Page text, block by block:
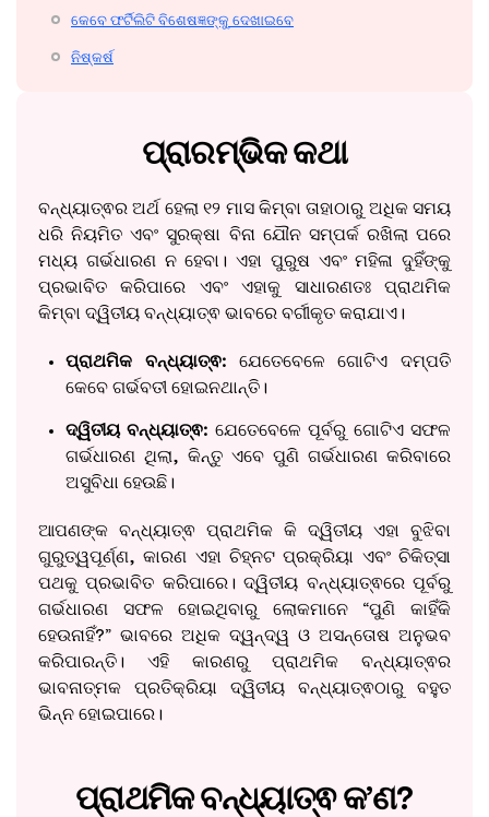
କେବେ ଫର୍ଟିଲିଟି ବିଶେଷଜ୍ଞଙ୍କୁ ଦେଖାଇବେ
ନିଷ୍କର୍ଷ
ପ୍ରାରମ୍ଭିକ କଥା
ବନ୍ଧ୍ୟାତ୍ଵର ଅର୍ଥ ହେଲା ୧୨ ମାସ କିମ୍ବା ତାହାଠାରୁ ଅଧିକ ସମୟ
ଧରି ନିୟମିତ ଏବଂ ସୁରକ୍ଷା ବିନା ଯୌନ ସମ୍ପର୍କ ରଖିଲା ପରେ
ମଧ୍ୟ ଗର୍ଭଧାରଣ ନ ହେବା। ଏହା ପୁରୁଷ ଏବଂ ମହିଳା ଦୁହିଁଙ୍କୁ
ପ୍ରଭାବିତ କରିପାରେ ଏବଂ ଏହାକୁ ସାଧାରଣତଃ ପ୍ରାଥମିକ
କିମ୍ବା ଦ୍ୱିତୀୟ ବନ୍ଧ୍ୟାତ୍ଵ ଭାବରେ ବର୍ଗୀକୃତ କରାଯାଏ।
ପ୍ରାଥମିକ ବନ୍ଧ୍ୟାତ୍ଵ:ଯେତେବେଳେ ଗୋଟିଏ ଦମ୍ପତି
କେବେ ଗର୍ଭବତୀ ହୋଇନଥାନ୍ତି।
ଦ୍ୱିତୀୟ ବନ୍ଧ୍ୟାତ୍ଵ: ଯେତେବେଳେ ପୂର୍ବରୁ ଗୋଟିଏ ସଫଳ
ଗର୍ଭଧାରଣ ଥିଲା, କିନ୍ତୁ ଏବେ ପୁଣି ଗର୍ଭଧାରଣ କରିବାରେ
ଅସୁବିଧା ହେଉଛି।
ଆପଣଙ୍କ ବନ୍ଧ୍ୟାତ୍ଵ ପ୍ରାଥମିକ କି ଦ୍ୱିତୀୟ ଏହା ବୁଝିବା
ଗୁରୁତ୍ୱପୂର୍ଣ୍ଣ, କାରଣ ଏହା ଚିହ୍ନଟ ପ୍ରକ୍ରିୟା ଏବଂ ଚିକିତ୍ସା
ପଥକୁ ପ୍ରଭାବିତ କରିପାରେ। ଦ୍ୱିତୀୟ ବନ୍ଧ୍ୟାତ୍ଵରେ ପୂର୍ବରୁ
ଗର୍ଭଧାରଣ ସଫଳ ହୋଇଥିବାରୁ ଲୋକମାନେ “ପୁଣି କାହିଁକି
ହେଉନାହିଁ?” ଭାବରେ ଅଧିକ ଦ୍ୱନ୍ଦ୍ୱ ଓ ଅସନ୍ତୋଷ ଅନୁଭବ
କରିପାରନ୍ତି। ଏହି କାରଣରୁ ପ୍ରାଥମିକ ବନ୍ଧ୍ୟାତ୍ଵର
ଭାବନାତ୍ମକ ପ୍ରତିକ୍ରିୟା ଦ୍ୱିତୀୟ ବନ୍ଧ୍ୟାତ୍ଵଠାରୁ ବହୁତ
ଭିନ୍ନ ହୋଇପାରେ।
ପ୍ରାଥମିକ ବନ୍ଧ୍ୟାତ୍ଵ କ’ଣ?